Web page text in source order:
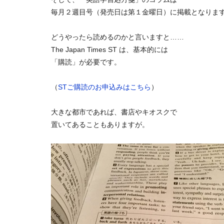
毎月２週目号（発売日は第１金曜日）に掲載となりま
どうやったら読めるのかと言いますと……
The Japan Times ST は、基本的には
「購読」が必要です。
（STご購読のお申込みはこちら ）
大きな都市であれば、書店やキオスクで
置いてあることもありますが。